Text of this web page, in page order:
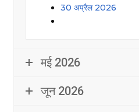
30 अप्रैल 2026
मई 2026
जून 2026